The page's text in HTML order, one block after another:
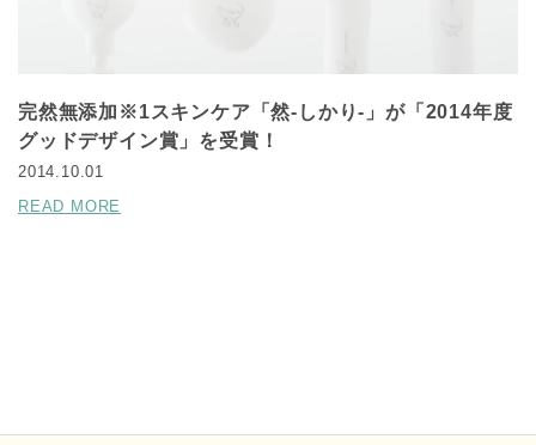
完然無添加※1スキンケア「然-しかり-」が「2014年度
グッドデザイン賞」を受賞！
2014.10.01
READ MORE